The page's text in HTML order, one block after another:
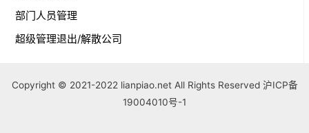
部门人员管理
超级管理退出/解散公司
Copyright © 2021-2022 lianpiao.net All Rights Reserved 沪ICP备
19004010号-1